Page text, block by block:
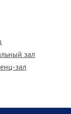
зал
зал